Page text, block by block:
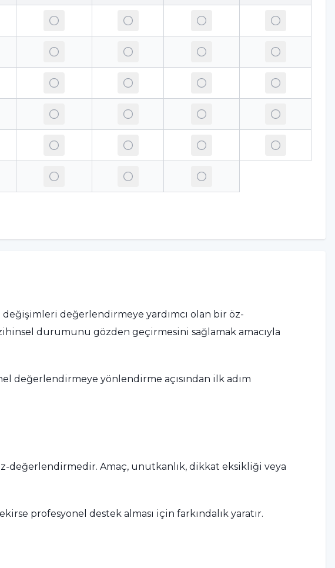
değerlendirmeye yardımcı olan bir öz-
durumunu gözden geçirmesini sağlamak amacıyla
değerlendirmeye yönlendirme açısından ilk adım
değerlendirmedir. Amaç, unutkanlık, dikkat eksikliği veya
profesyonel destek alması için farkındalık yaratır.